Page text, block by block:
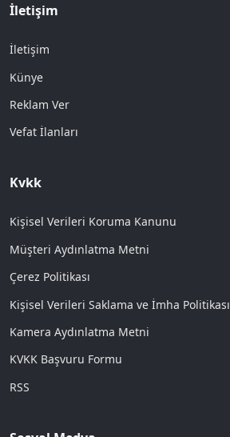
İletişim
İletişim
Künye
Reklam Ver
Vefat İlanları
Kvkk
Kişisel Verileri Koruma Kanunu
Müşteri Aydınlatma Metni
Çerez Politikası
Kişisel Verileri Saklama ve İmha Politikası
Kamera Aydınlatma Metni
KVKK Başvuru Formu
RSS